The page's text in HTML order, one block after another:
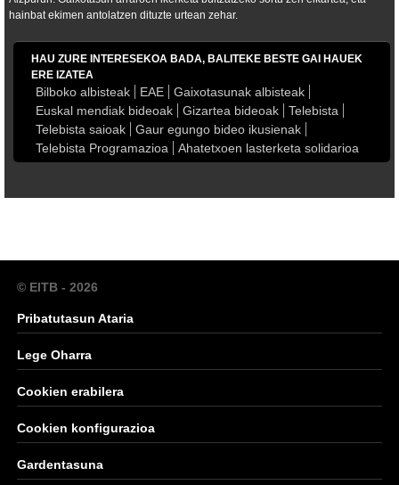
hainbat ekimen antolatzen dituzte urtean zehar.
HAU ZURE INTERESEKOA BADA, BALITEKE BESTE GAI HAUEK
ERE IZATEA
Bilboko albisteak EAE
Gaixotasunak albisteak
Euskal mendiak bideoak
Gizartea bideoak
Telebista
Telebista saioak
Gaur egungo bideo ikusienak
Telebista Programazioa
Ahatetxoen lasterketa solidarioa
© EITB - 2026
Pribatutasun Ataria
Lege Oharra
Cookien erabilera
Cookien konfigurazioa
Gardentasuna